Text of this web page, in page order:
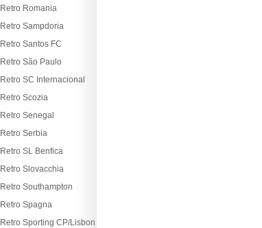
Retro Romania
Retro Sampdoria
Retro Santos FC
Retro São Paulo
Retro SC Internacional
Retro Scozia
Retro Senegal
Retro Serbia
Retro SL Benfica
Retro Slovacchia
Retro Southampton
Retro Spagna
Retro Sporting CP/Lisbon